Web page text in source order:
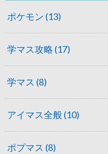
ポケモン (13)
学マス攻略 (17)
学マス (8)
アイマス全般 (10)
ポプマス (8)